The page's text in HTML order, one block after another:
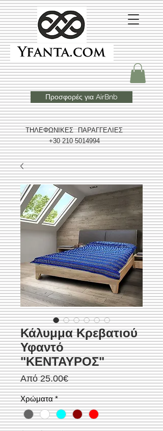
ΤΗΛΕΦΩΝΙΚΕΣ ΠΑΡΑΓΓΕΛΙΕΣ
+30 210 5014994
Προσφορές για AirBnb
Κάλυμμα Κρεβατιού
Υφαντό
"ΚΕΝΤΑΥΡΟΣ"
Από25.00€Τιμή
Έκπτωσης
Χρώματα *